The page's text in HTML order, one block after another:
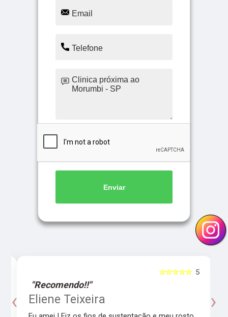
Enviar
5
☆☆☆☆☆
"Recomendo!!"
Eliene Teixeira
‹ ›